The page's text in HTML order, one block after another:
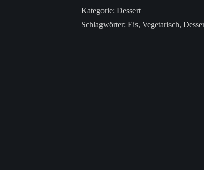
Kategorie:Dessert
Schlagwörter:Eis,Vegetarisch,